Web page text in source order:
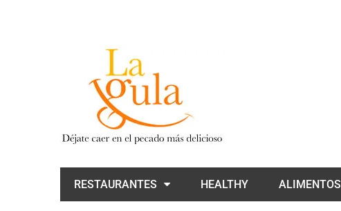
RESTAURANTES HEALTHY ALIMENTOS